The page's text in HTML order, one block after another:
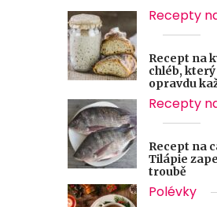
Recepty
Recept na
chléb,
opravdu
Recepty
Recept na
Tilápie
troubě
Polévky